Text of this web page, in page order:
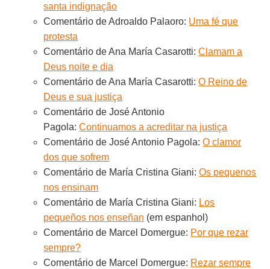
santa indignação
Comentário de Adroaldo Palaoro: Uma fé que
protesta
Comentário de Ana María Casarotti:Clamam a
Deus noite e dia
Comentário de Ana María Casarotti:O Reino de
Deus e sua justiça
Comentário de José Antonio
Pagola:Continuamos a acreditar na justiça
Comentário de José Antonio Pagola:O clamor
dos que sofrem
Comentário de María Cristina Giani:Os pequenos
nos ensinam
Comentário de María Cristina Giani: Los
pequeños nos enseñan (em espanhol)
Comentário de Marcel Domergue: Por que rezar
sempre?
Comentário de Marcel Domergue: Rezar sempre